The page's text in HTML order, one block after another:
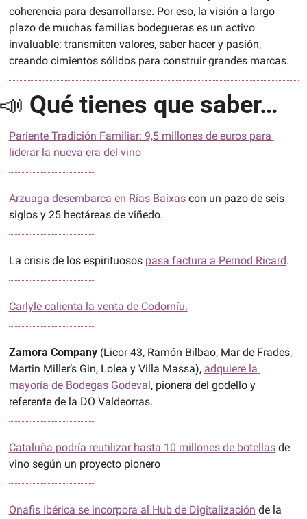
coherencia para desarrollarse. Por eso, la visión a largo
plazo de muchas familias bodegueras es un activo
invaluable: transmiten valores, saber hacer y pasión,
creando cimientos sólidos para construir grandes marcas.
Qué tienes que saber…
Pariente Tradición Familiar: 9,5 millones de euros para
liderar la nueva era del vino
Arzuaga desembarca en Rías Baixas con un pazo de seis
siglos y 25 hectáreas de viñedo.
La crisis de los espirituosos pasa factura a Pernod Ricard.
Carlyle calienta la venta de Codorníu.
Zamora Company (Licor 43, Ramón Bilbao, Mar de Frades,
Martin Miller’s Gin, Lolea y Villa Massa), adquiere la
mayoría de Bodegas Godeval , pionera del godello y
referente de la DO Valdeorras.
Cataluña podría reutilizar hasta 10 millones de botellas de
vino según un proyecto pionero
Onafis Ibérica se incorpora al Hub de Digitalización de la